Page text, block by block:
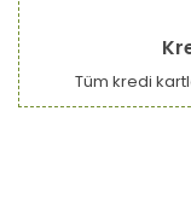
Tüm kredi